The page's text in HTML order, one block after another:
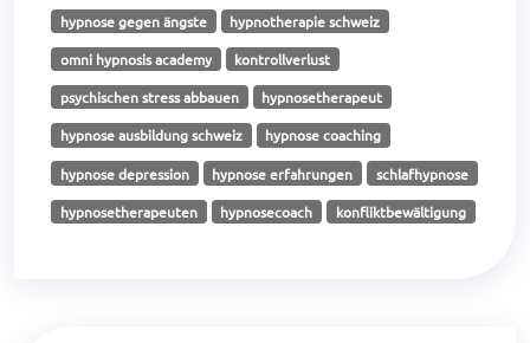
hypnose gegen ängste hypnotherapie schweiz
omni hypnosis academy kontrollverlust
psychischen stress abbauen hypnosetherapeut
hypnose ausbildung schweiz hypnose coaching
hypnose depression hypnose erfahrungen schlafhypnose
hypnosetherapeuten hypnosecoach konfliktbewältigung